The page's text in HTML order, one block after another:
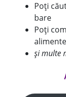
Poți
bare
Poți
și multe